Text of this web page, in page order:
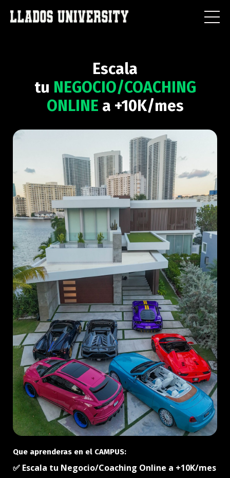
Escala
tu NEGOCIO/COACHING
ONLINE a +10K/mes
Que aprenderas en el CAMPUS:
✅ Escala tu Negocio/Coaching Online a +10K/mes